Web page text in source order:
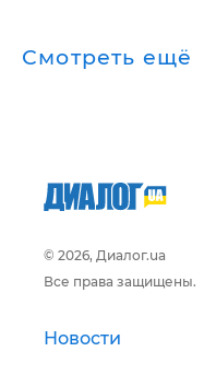
Смотреть ещё
© 2026, Диалог.ua
Все права защищены.
Новости